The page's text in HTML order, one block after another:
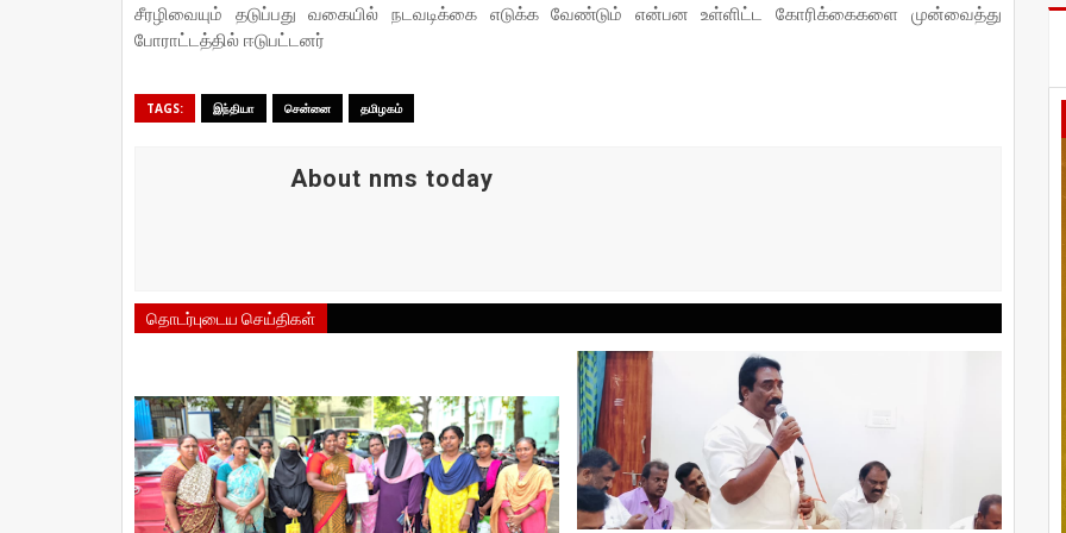
சீரழிவையும் தடுப்பது வகையில் நடவடிக்கை எடுக்க வேண்டும் என்பன உள்ளிட்ட கோரிக்கைகளை முன்வைத்து
போராட்டத்தில் ஈடுபட்டனர்
TAGS: இந்தியா சென்னை தமிழகம்
About nms today
தொடர்புடைய செய்திகள்